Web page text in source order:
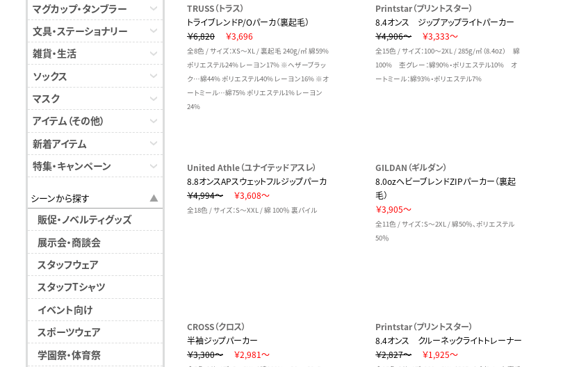
マグカップ・タンブラー
文具・ステーショナリー
雑貨・生活
ソックス
マスク
アイテム（その他）
新着アイテム
特集・キャンペーン
シーンから探す
販促・ノベルティグッズ
展示会・商談会
スタッフウェア
スタッフTシャツ
イベント向け
スポーツウェア
学園祭・体育祭
TRUSS（トラス）
トライブレンドP/Oパーカ（裏起毛）
￥6,820
￥3,696
全8色 / サイズ：XS～XL / 裏起毛 240g/㎡ 綿59%
ポリエステル24% レーヨン17% ※ヘザーブラッ
ク…綿44% ポリエステル40% レーヨン16% ※オ
ートミール…綿75% ポリエステル1% レーヨン
24%
Printstar（プリントスター）
8.4オンス ジップアップライトパーカー
￥4,906～
￥3,333～
全15色 / サイズ：100～2XL / 285g/㎡（8.4oz） 綿
100% 杢グレー：綿90%・ポリエステル10% オ
ートミール：綿93%・ポリエステル7%
United Athle（ユナイテッドアスレ）
8.8オンスAPスウェットフルジップパーカ
￥4,994～
￥3,608～
全18色 / サイズ：S～XXL / 綿 100％ 裏パイル
GILDAN（ギルダン）
8.0ozヘビーブレンドZIPパーカー（裏起
毛）
￥3,905～
全11色 / サイズ：S～2XL / 綿50％、ポリエステル
50％
CROSS（クロス）
半袖ジップパーカー
￥3,300～
￥2,981～
Printstar（プリントスター）
8.4オンス クルーネックライトトレーナー
￥2,827～
￥1,925～